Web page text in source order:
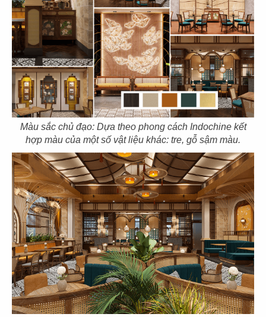
Màu sắc chủ đạo: Dựa theo phong cách Indochine kết
hợp màu của một số vật liệu khác: tre, gỗ sậm màu.
65
BOTEJYU
CN Vincom Đồng Khởi
66
DON CHICKEN
CN Long Khánh
67
DON CHICKEN
CN Điện Biên Phủ
68
DON CHICKEN
CN Hai Bà Trưng
69
DON CHICKEN
CN Thảo Điền
70
HẢI SẢN HOÀNG GIA
CN Phạm Văn Nghị